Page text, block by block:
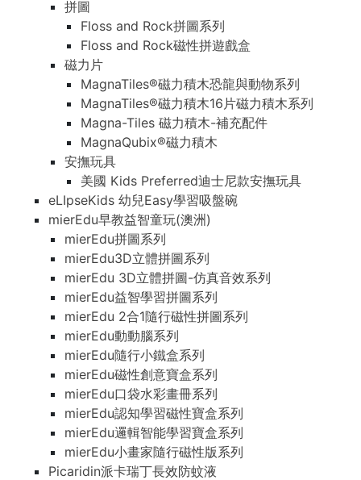
拼圖
Floss and Rock拼圖系列
Floss and Rock磁性拼遊戲盒
磁力片
MagnaTiles®磁力積木恐龍與動物系列
MagnaTiles®磁力積木16片磁力積木系列
Magna-Tiles 磁力積木-補充配件
MagnaQubix®磁力積木
安撫玩具
美國 Kids Preferred迪士尼款安撫玩具
eLIpseKids 幼兒Easy學習吸盤碗
mierEdu早教益智童玩(澳洲)
mierEdu拼圖系列
mierEdu3D立體拼圖系列
mierEdu 3D立體拼圖-仿真音效系列
mierEdu益智學習拼圖系列
mierEdu 2合1隨行磁性拼圖系列
mierEdu動動腦系列
mierEdu隨行小鐵盒系列
mierEdu磁性創意寶盒系列
mierEdu口袋水彩畫冊系列
mierEdu認知學習磁性寶盒系列
mierEdu邏輯智能學習寶盒系列
mierEdu小畫家隨行磁性版系列
Picaridin派卡瑞丁長效防蚊液